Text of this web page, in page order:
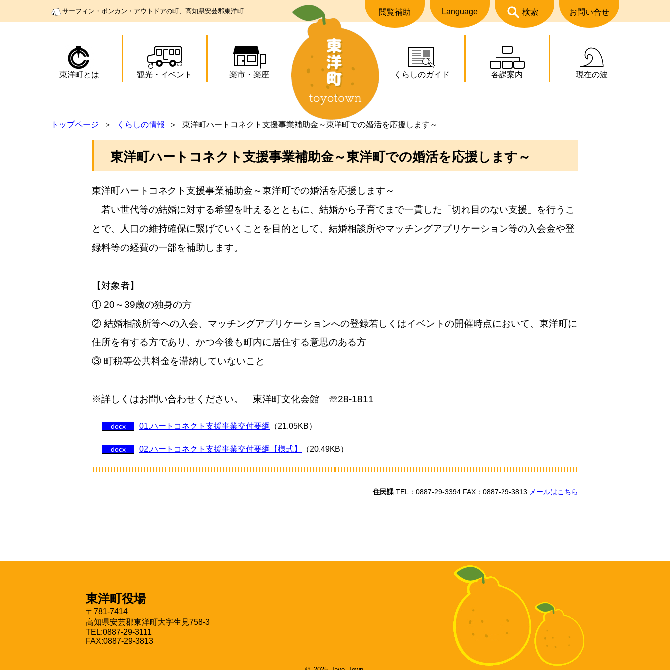
閲覧補助 Language 検索 お問い合せ
サーフィン・ポンカン・アウトドアの町、高知県安芸郡東洋町
東洋町とは 観光 ・ イベント 楽市・楽座 くらしのガイド 各課案内 現在の波
トップページ くらしの情報 東洋町ハートコネクト支援事業補助金～東洋町での婚活を応援します～
東洋町ハートコネクト支援事業補助金～東洋町での婚活を応援します～
東洋町ハートコネクト支援事業補助金～東洋町での婚活を応援します～
若い世代等の結婚に対する希望を叶えるとともに、結婚から子育てまで一貫した「切れ目のない支援」を行うこ
とで、人口の維持確保に繋げていくことを目的として、結婚相談所やマッチングアプリケーション等の入会金や登
録料等の経費の一部を補助します。
【対象者】
① 20～39歳の独身の方
② 結婚相談所等への入会、マッチングアプリケーションへの登録若しくはイベントの開催時点において、東洋町に
住所を有する方であり、かつ今後も町内に居住する意思のある方
③ 町税等公共料金を滞納していないこと
※詳しくはお問い合わせください。 東洋町文化会館 ☏28-1811
docx 01.ハートコネクト支援事業交付要綱 （21.05KB）
docx 02.ハートコネクト支援事業交付要綱【様式】 （20.49KB）
住民課 TEL：0887-29-3394 FAX：0887-29-3813 メールはこちら
東洋町役場
〒781-7414
高知県安芸郡東洋町大字生見758-3
TEL:0887-29-3111
FAX:0887-29-3813